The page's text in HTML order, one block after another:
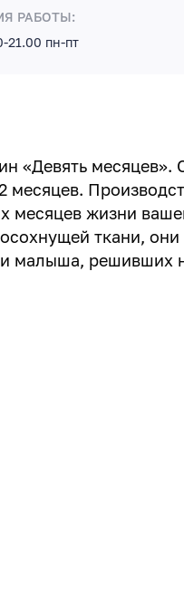
РАБОТЫ:
21.00 пн-пт
«Девять
месяцев.
месяцев жизни
ткани,
малыша, решивших